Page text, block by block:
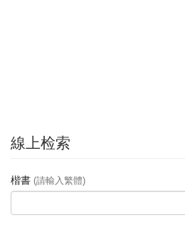
線上检索
楷書 (請輸入繁體)